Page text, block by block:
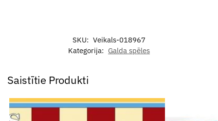
SKU: Veikals-018967
Kategorija: Galda spēles
Saistītie Produkti